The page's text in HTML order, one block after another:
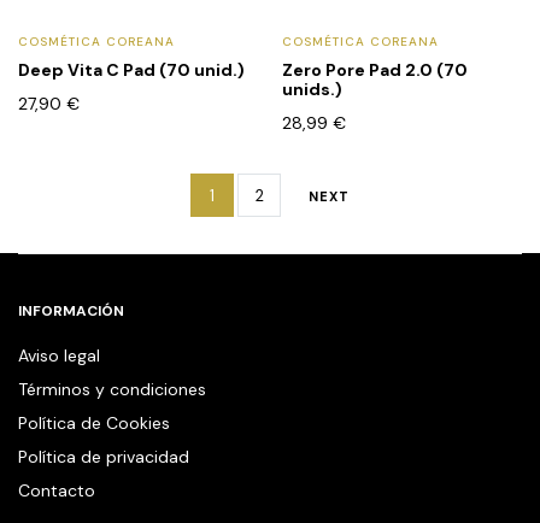
COSMÉTICA COREANA
Deep Vita C Pad (70 unid.)
27,90 €
COSMÉTICA COREANA
Zero Pore Pad 2.0 (70
unids.)
28,99 €
1 2 NEXT
INFORMACIÓN
Aviso legal
Términos y condiciones
Política de Cookies
Política de privacidad
Contacto